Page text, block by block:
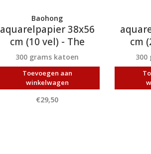
Baohong
aquarelpapier 38x56
cm (10 vel) - The
Masters' Choice Artist
300 grams katoen
Toevoegen aan
winkelwagen
€29,50
cm
300